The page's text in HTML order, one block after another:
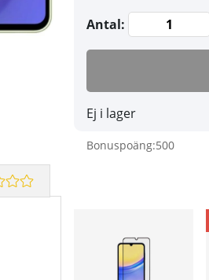
Antal:
Ej i lager
Bonuspoäng:500